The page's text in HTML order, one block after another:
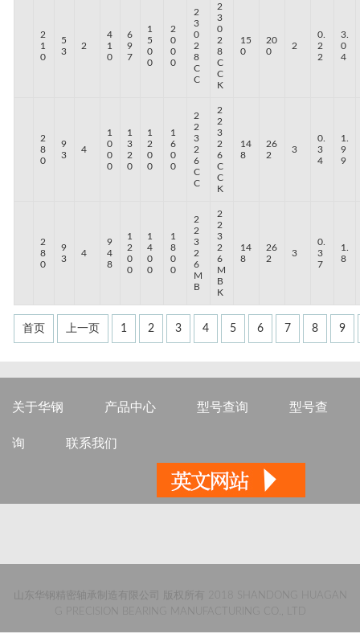
2
1
0
5
3
2
4
1
0
6
9
7
1
5
0
0
2
0
0
0
2
3
0
2
8
C
C
2
3
0
2
8
C
C
K
15
0
20
0
2
0.
2
2
3.
0
4
2
8
0
9
3
4
1
0
0
0
1
3
2
0
1
2
0
0
1
6
0
0
2
2
3
2
6
C
C
2
2
3
2
6
C
C
K
14
8
26
2
3
0.
3
4
1.
9
9
2
8
0
9
3
4
9
4
8
1
2
0
0
1
4
0
0
1
8
0
0
2
2
3
2
6
M
B
2
2
3
2
6
M
B
K
14
8
26
2
3
0.
3
7
1.
8
首页 上一页 1 2 3 4 5 6 7 8 9
关于华钢 产品中心 型号查询 型号查
询 联系我们
山东华钢精密轴承制造有限公司 版权所有 2018 SHANDONG HUAGAN
G PRECISION BEARING MANUFACTURING CO., LTD